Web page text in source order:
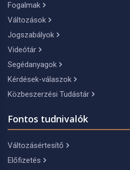
Fogalmak
Változások
Jogszabályok
Videótár
Segédanyagok
Kérdések-válaszok
Közbeszerzési Tudástár
Fontos tudnivalók
Változásértesítő
Előfizetés